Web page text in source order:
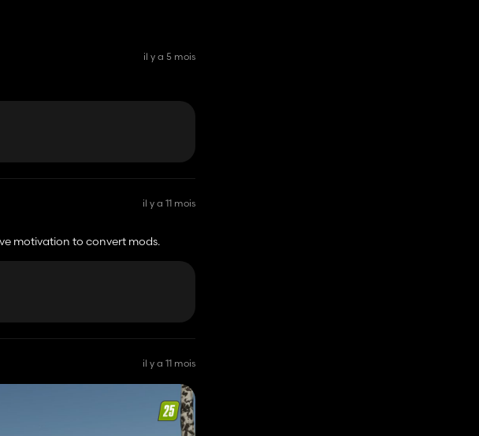
il y a 5 mois
il y a 11 mois
motivation to convert mods.
il y a 11 mois